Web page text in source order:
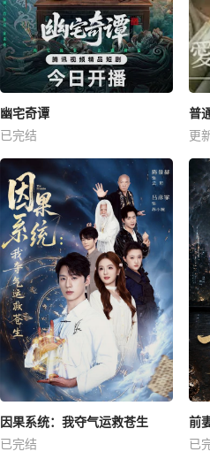
幽宅奇谭
已完结
普
更
因果系统：我夺气运救苍生
已完结
前
已